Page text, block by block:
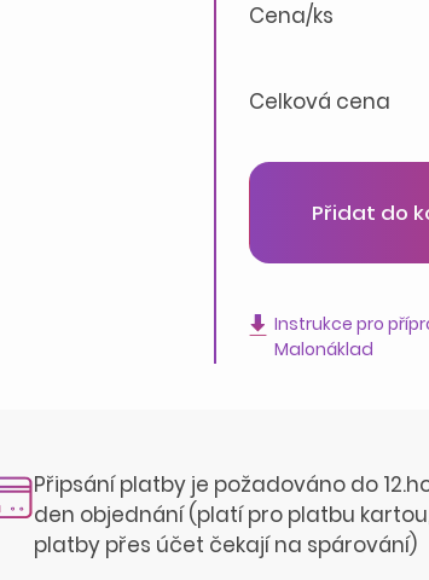
Cena/ks
Celková cena
Přidat do
Instrukce pro
Malonáklad
Připsání platby je požadováno do
den objednání (platí pro platbu
platby přes účet čekají na spárování)